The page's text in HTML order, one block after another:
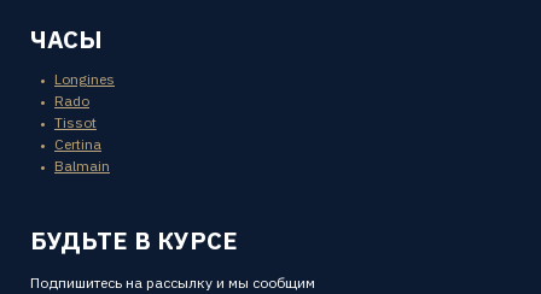
ЧАСЫ
Longines
Rado
Tissot
Certina
Balmain
БУДЬТЕ В КУРСЕ
Подпишитесь на рассылку и мы сообщим